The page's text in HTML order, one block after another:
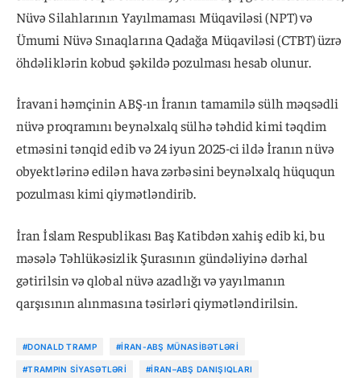
Nüvə Silahlarının Yayılmaması Müqaviləsi (NPT) və
Ümumi Nüvə Sınaqlarına Qadağa Müqaviləsi (CTBT) üzrə
öhdəliklərin kobud şəkildə pozulması hesab olunur.
İravani həmçinin ABŞ-ın İranın tamamilə sülh məqsədli
nüvə proqramını beynəlxalq sülhə təhdid kimi təqdim
etməsini tənqid edib və 24 iyun 2025-ci ildə İranın nüvə
obyektlərinə edilən hava zərbəsini beynəlxalq hüququn
pozulması kimi qiymətləndirib.
İran İslam Respublikası Baş Katibdən xahiş edib ki, bu
məsələ Təhlükəsizlik Şurasının gündəliyinə dərhal
gətirilsin və qlobal nüvə azadlığı və yayılmanın
qarşısının alınmasına təsirləri qiymətləndirilsin.
#DONALD TRAMP #İRAN-ABŞ MÜNASIBƏTLƏRI
#TRAMPIN SIYASƏTLƏRI #İRAN–ABŞ DANIŞIQLARI